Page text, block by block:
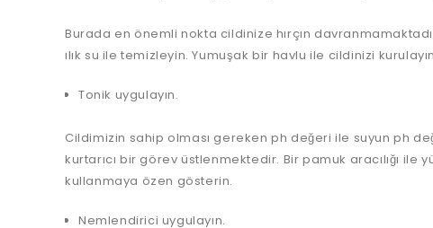
Burada en önemli nokta cildinize hırçın
ılık su ile temizleyin. Yumuşak bir havlu ile cildinizi
Tonik uygulayın.
Cildimizin sahip olması gereken ph değeri ile suyun ph
kurtarıcı bir görev üstlenmektedir. Bir pamuk aracılığı
kullanmaya özen gösterin.
Nemlendirici uygulayın.